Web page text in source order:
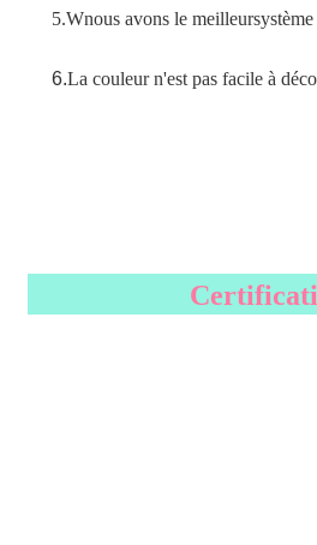
5.Wnous avons le meilleur
6.La couleur n'est pas facile à